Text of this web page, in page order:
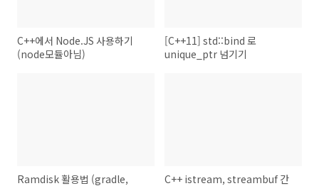
C++에서 Node.JS 사용하기
(node모듈아님)
[C++11] std::bind 로
unique_ptr 넘기기
Ramdisk 활용법 (gradle,
C++ istream, streambuf 간